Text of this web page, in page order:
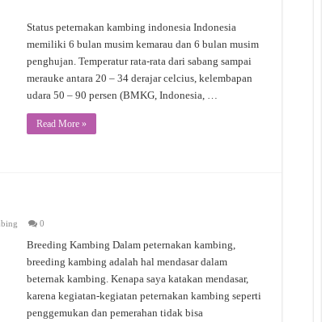
Status peternakan kambing indonesia Indonesia
memiliki 6 bulan musim kemarau dan 6 bulan musim
penghujan. Temperatur rata-rata dari sabang sampai
merauke antara 20 – 34 derajar celcius, kelembapan
udara 50 – 90 persen (BMKG, Indonesia, …
Read More »
0
Breeding Kambing Dalam peternakan kambing,
breeding kambing adalah hal mendasar dalam
beternak kambing. Kenapa saya katakan mendasar,
karena kegiatan-kegiatan peternakan kambing seperti
penggemukan dan pemerahan tidak bisa